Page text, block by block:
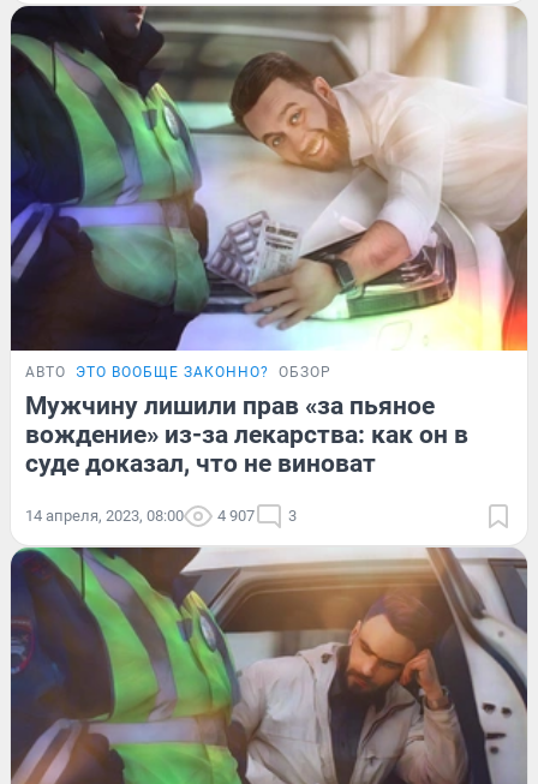
АВТО ЭТО ВООБЩЕ ЗАКОННО? ОБЗОР
Мужчину лишили прав «за пьяное
вождение» из-за лекарства: как он в
суде доказал, что не виноват
14 апреля, 2023, 08:00 4 907 3